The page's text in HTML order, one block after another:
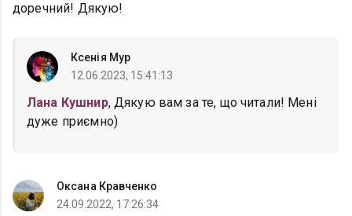
доречний! Дякую!
Ксенія Мур
12.06.2023, 15:41:13
Лана Кушнир, Дякую вам за те, що читали! Мені
дуже приємно)
Оксана Кравченко
24.09.2022, 17:26:34